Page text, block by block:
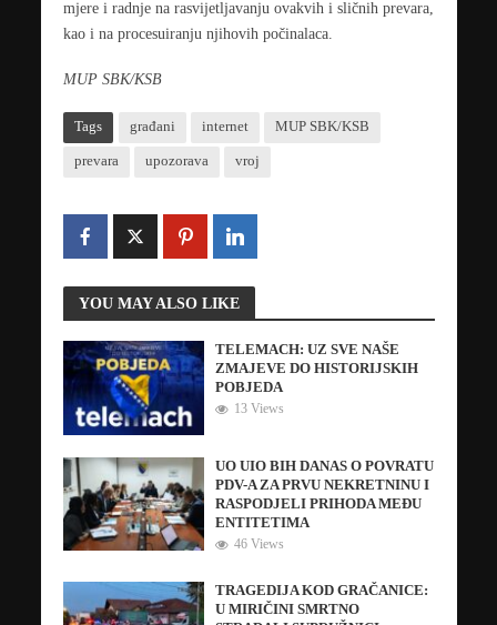
mjere i radnje na rasvijetljavanju ovakvih i sličnih prevara,
kao i na procesuiranju njihovih počinalaca.
MUP SBK/KSB
Tags građani internet MUP SBK/KSB
prevara upozorava vroj
YOU MAY ALSO LIKE
TELEMACH: UZ SVE NAŠE
ZMAJEVE DO HISTORIJSKIH
POBJEDA
13 Views
UO UIO BIH DANAS O POVRATU
PDV-A ZA PRVU NEKRETNINU I
RASPODJELI PRIHODA MEĐU
ENTITETIMA
46 Views
TRAGEDIJA KOD GRAČANICE:
U MIRIČINI SMRTNO